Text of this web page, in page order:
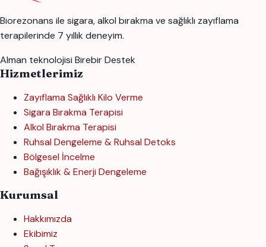
Biorezonans ile sigara, alkol bırakma ve sağlıklı zayıflama
terapilerinde 7 yıllık deneyim.
Alman teknolojisi Birebir Destek
Hizmetlerimiz
Zayıflama Sağlıklı Kilo Verme
Sigara Bırakma Terapisi
Alkol Bırakma Terapisi
Ruhsal Dengeleme & Ruhsal Detoks
Bölgesel İncelme
Bağışıklık & Enerji Dengeleme
Kurumsal
Hakkımızda
Ekibimiz